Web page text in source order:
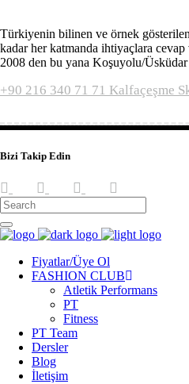
Türkiyenin bilinen ve örnek
kadar her katmanda ihtiyaçlara cevap
2008 den bu yana Koşuyolu/
+90 216 340 71 71 Kalfaçeşme
Bizi Takip Edin
Fiyatlar/Üye Ol
FASHION CLUB
Atletik Performans
PT
Fitness
PT Team
Dersler
Blog
İletişim